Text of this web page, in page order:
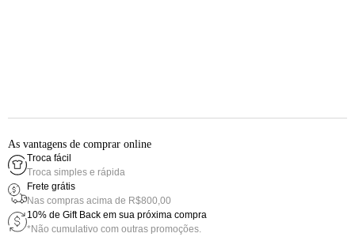
As vantagens de comprar online
Troca fácil
Troca simples e rápida
Frete grátis
Nas compras acima de R$800,00
10% de Gift Back em sua próxima compra
*Não cumulativo com outras promoções.